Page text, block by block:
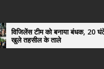
बनाया बंधक, 20 घंटे बाद भी नहीं